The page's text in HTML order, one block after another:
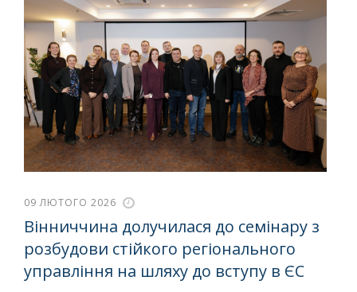
09 ЛЮТОГО 2026
Вінниччина долучилася до семінару з
розбудови стійкого регіонального
управління на шляху до вступу в ЄС